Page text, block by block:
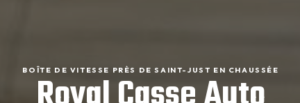
BOÎTE DE VITESSE PRÈS DE SAINT-JUST EN CHAUSSÉE